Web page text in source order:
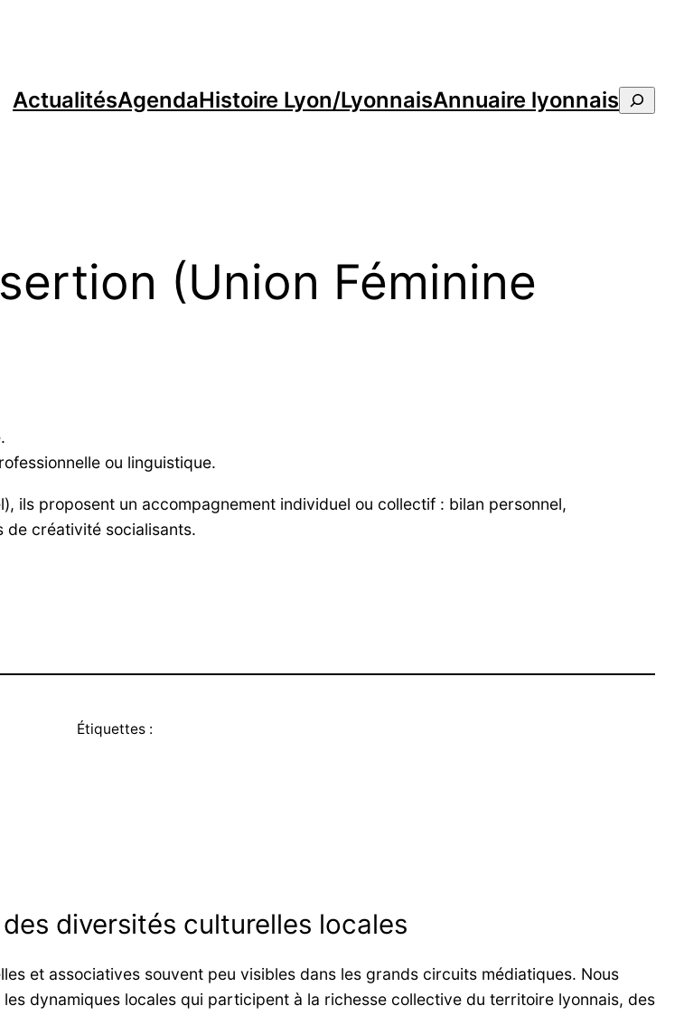
ActualitésAgendaHistoire Lyon/LyonnaisAnnuaire lyonnais
(Union Féminine
ou linguistique.
ils proposent un accompagnement individuel ou collectif : bilan personnel,
de créativité socialisants.
Étiquettes :
diversités culturelles locales
et associatives souvent peu visibles dans les grands circuits médiatiques. Nous
dynamiques locales qui participent à la richesse collective du territoire lyonnais, des